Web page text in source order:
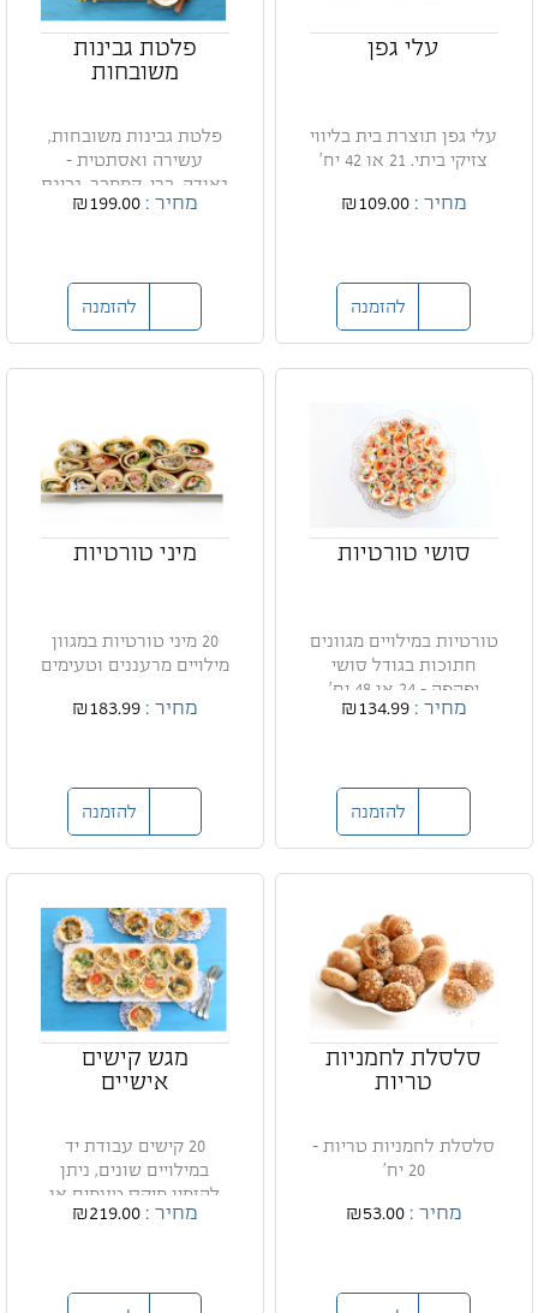
עלי גפן
עלי גפן תוצרת בית בליווי
צזיקי ביתי. 21 או 42 יח'
מחיר :₪109.00
להזמנה
פלטת גבינות
משובחות
פלטת גבינות משובחות,
עשירה ואסתטית -
גאודה, ברי, קממבר, גבינת
עי...מחיר :₪199.00
להזמנה
סושי טורטיות
טורטיות במילויים מגוונים
חתוכות בגודל סושי
יפהפה - 24 או 48 יח'
מחיר :₪134.99
להזמנה
מיני טורטיות
20 מיני טורטיות במגוון
מילויים מרעננים וטעימים
מחיר :₪183.99
להזמנה
סלסלת לחמניות
טריות
סלסלת לחמניות טריות -
20 יח'
מחיר :₪53.00
מגש קישים
אישיים
20 קישים עבודת יד
במילויים שונים, ניתן
להזמין מיקס טעמים או
מגשי...מחיר :₪219.00